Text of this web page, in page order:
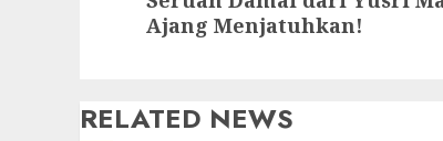
post:
Ajang Menjatuhkan!
RELATED NEWS